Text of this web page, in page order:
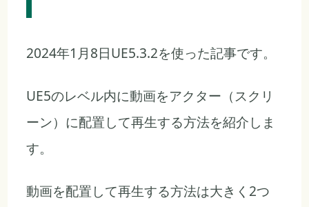
2024年1月8日UE5.3.2を使った記事です。
UE5のレベル内に動画をアクター（スクリ
ーン）に配置して再生する方法を紹介しま
す。
動画を配置して再生する方法は大きく2つ